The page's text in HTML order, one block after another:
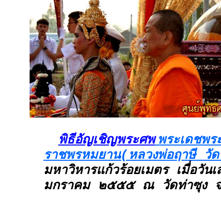
พิธีอัญเชิญพระศพ พระเดชพ
ราชพรหมยาน(หลวงพ่อฤาษี วั
มหาวิหารแก้วร้อยเมตร เมื่อวัน
มกราคม ๒๕๕๕ ณ วัดท่าซุง